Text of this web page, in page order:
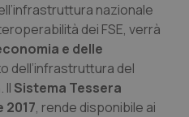
nazionale
dei FSE, verrà
e delle
dell’infrastruttura del
Il Sistema Tessera
2017, rende disponibile ai